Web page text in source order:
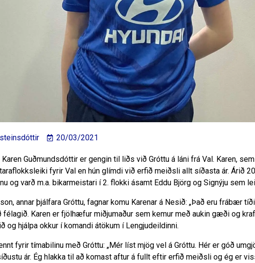
20/03/2021
Karen Guðmundsdóttir er gengin til liðs við Gróttu á láni frá Val. Karen,
fyrir Val en hún glímdi við erfið meiðsli allt síðasta ár. Árið
og varð m.a. bikarmeistari í 2. flokki ásamt Eddu Björg og Signýju sem
annar þjálfara Gróttu, fagnar komu Karenar á Nesið: „Það eru frábær
Karen er fjölhæfur miðjumaður sem kemur með aukin gæði og
og hjálpa okkur í komandi átökum í Lengjudeildinni.
fyrir tímabilinu með Gróttu: „Mér líst mjög vel á Gróttu. Hér er góð
ár. Ég hlakka til að komast aftur á fullt eftir erfið meiðsli og ég er